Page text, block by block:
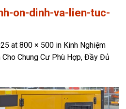
on-dinh-va-lien-tuc-
at 800 × 500 in Kinh Nghiệm
Chung Cư Phù Hợp, Đầy Đủ